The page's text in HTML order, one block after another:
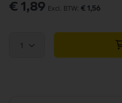
€ 1,89 € 1,56
1
van
de